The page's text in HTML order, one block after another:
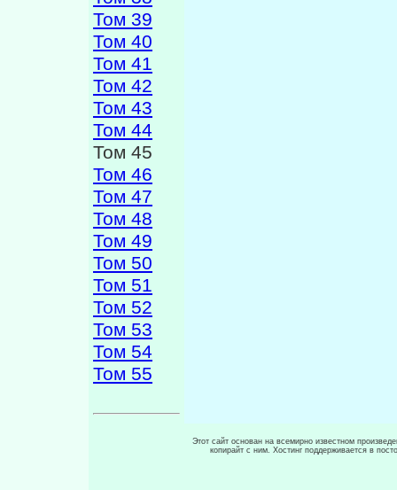
Том 39
Том 40
Том 41
Том 42
Том 43
Том 44
Том 45
Том 46
Том 47
Том 48
Том 49
Том 50
Том 51
Том 52
Том 53
Том 54
Том 55
Этот сайт основан на всемирно известном
копирайт с ним. Хостинг поддерживается в